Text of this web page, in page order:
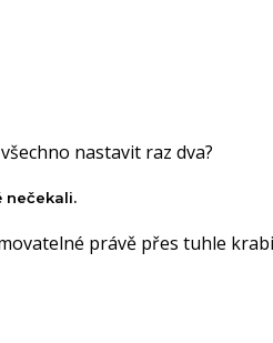
nastavit raz dva?
nečekali.
právě přes tuhle